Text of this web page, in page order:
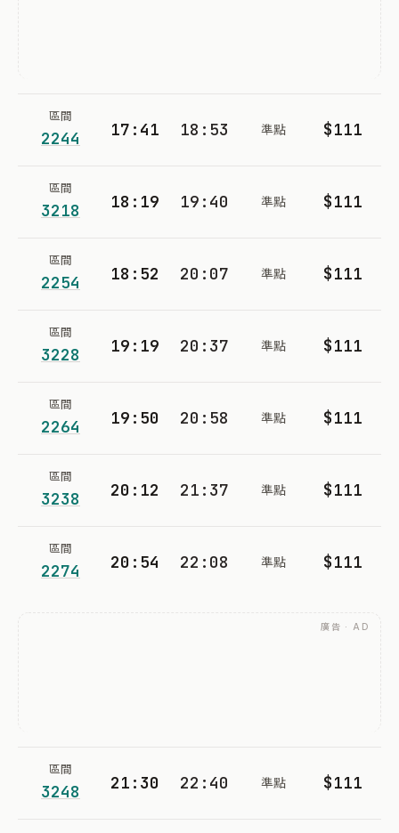
區間
2244 17:41 18:53 準點 $111
區間
3218 18:19 19:40 準點 $111
區間
2254 18:52 20:07 準點 $111
區間
3228 19:19 20:37 準點 $111
區間
2264 19:50 20:58 準點 $111
區間
3238 20:12 21:37 準點 $111
區間
2274 20:54 22:08 準點 $111
廣告 · AD
區間
3248 21:30 22:40 準點 $111